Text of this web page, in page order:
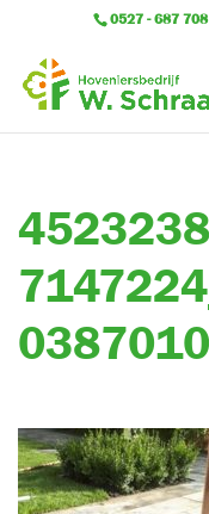
0527 - 687 708